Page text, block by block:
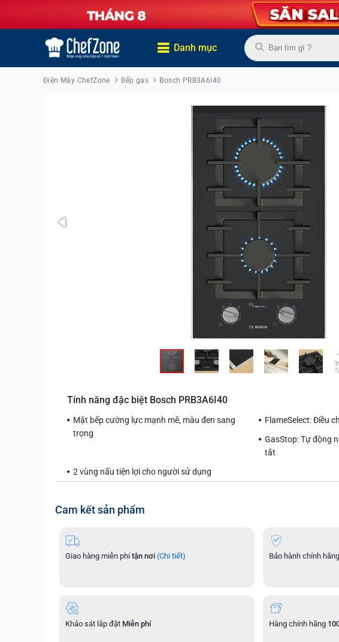
Danh mục
Điện Máy ChefZone Bếp gas Bosch PRB3A6I40
Tính năng đặc biệt Bosch PRB3A6I40
Mặt bếp cường lực mạnh mẽ, màu đen sang
trọng
FlameSelect: Điều
GasStop: Tự động
tắt
2 vùng nấu tiện lợi cho người sử dụng
Cam kết sản phẩm
Giao hàng miễn phítận nơi (Chi tiết) Bảo hành chính hãng
Khảo sát lắp đặt Miễn phí Hàng chính hãng